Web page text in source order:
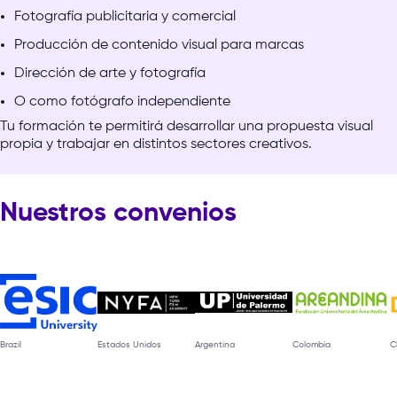
Fotografía publicitaria y comercial
Producción de contenido visual para marcas
Dirección de arte y fotografía
O como fotógrafo independiente
Tu formación te permitirá desarrollar una propuesta visual
propia y trabajar en distintos sectores creativos.
Nuestros convenios
Brazil Estados Unidos Argentina Colombia